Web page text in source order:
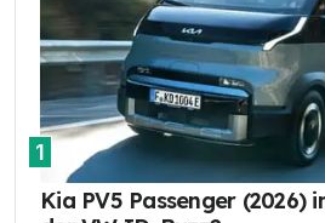
1
Kia PV5 Passenger (2026)